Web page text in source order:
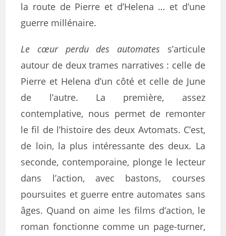
la route de Pierre et d’Helena … et d’une
guerre millénaire.
Le cœur perdu des automates s’articule
autour de deux trames narratives : celle de
Pierre et Helena d’un côté et celle de June
de l’autre. La première, assez
contemplative, nous permet de remonter
le fil de l’histoire des deux Avtomats. C’est,
de loin, la plus intéressante des deux. La
seconde, contemporaine, plonge le lecteur
dans l’action, avec bastons, courses
poursuites et guerre entre automates sans
âges. Quand on aime les films d’action, le
roman fonctionne comme un page-turner,